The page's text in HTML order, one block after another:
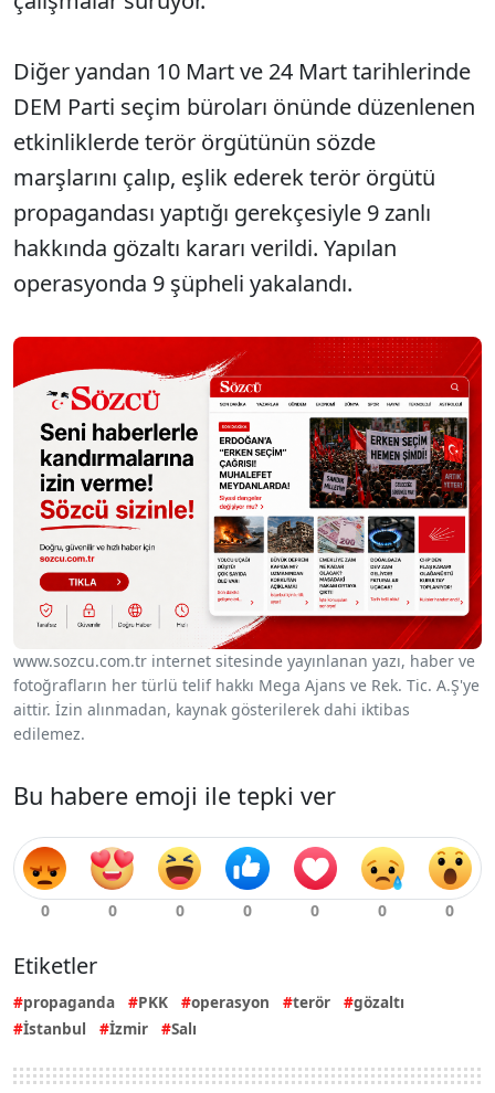
Diğer yandan 10 Mart ve 24 Mart tarihlerinde
DEM Parti seçim büroları önünde düzenlenen
etkinliklerde terör örgütünün sözde
marşlarını çalıp, eşlik ederek terör örgütü
propagandası yaptığı gerekçesiyle 9 zanlı
hakkında gözaltı kararı verildi. Yapılan
operasyonda 9 şüpheli yakalandı.
www.sozcu.com.tr internet sitesinde yayınlanan yazı, haber ve
fotoğrafların her türlü telif hakkı Mega Ajans ve Rek. Tic. A.Ş'ye
aittir. İzin alınmadan, kaynak gösterilerek dahi iktibas
edilemez.
Bu habere emoji ile tepki ver
Etiketler
propaganda PKK operasyon terör
gözaltı
İstanbul
İzmir Salı